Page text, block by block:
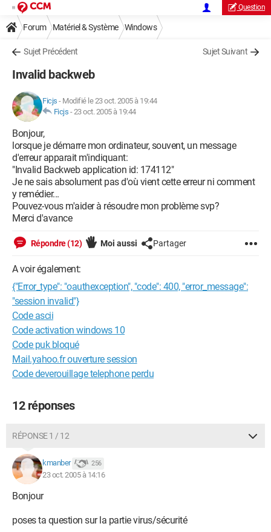
Question
Forum Matériel & Système Windows
Sujet Précédent Sujet Suivant
Invalid backweb
Ficjs - Modifié le 23 oct. 2005 à 19:44
Ficjs -23 oct. 2005 à 19:44
Bonjour,
lorsque je démarre mon ordinateur, souvent, un message
d'erreur apparait m'indiquant:
"Invalid Backweb application id: 174112"
Je ne sais absolument pas d'où vient cette erreur ni comment
y remédier...
Pouvez-vous m'aider à résoudre mon problème svp?
Merci d'avance
Répondre (12) Moi aussi Partager
A voir également:
{"Error_type": "oauthexception", "code": 400, "error_message":
"session invalid"}
Code ascii
Code activation windows 10
Code puk bloqué
Mail.yahoo.fr ouverture session
Code deverouillage telephone perdu
12 réponses
RÉPONSE 1 / 12
kmanber 256
23 oct. 2005 à 14:16
Bonjour
poses ta question sur la partie virus/sécurité